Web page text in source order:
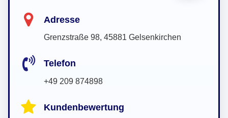
Adresse
Grenzstraße 98, 45881 Gelsenkirchen
Telefon
+49 209 874898
Kundenbewertung